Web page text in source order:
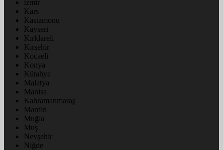
izmir
Kars
Kastamonu
Kayseri
Kırklareli
Kırşehir
Kocaeli
Konya
Kütahya
Malatya
Manisa
Kahramanmaraş
Mardin
Muğla
Muş
Nevşehir
Niğde